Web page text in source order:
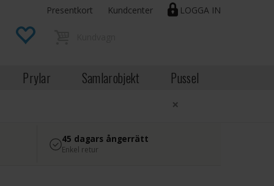
LOGGA IN
Presentkort Kundcenter
Prylar Samlarobjekt Pussel
×
45 dagars ångerrätt
Enkel retur